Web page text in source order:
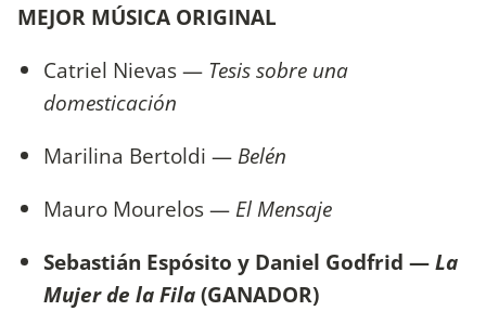
MEJOR MÚSICA ORIGINAL
Catriel Nievas — Tesis sobre una
domesticación
Marilina Bertoldi — Belén
Mauro Mourelos — El Mensaje
Sebastián Espósito y Daniel Godfrid —La
Mujer de la Fila(GANADOR)